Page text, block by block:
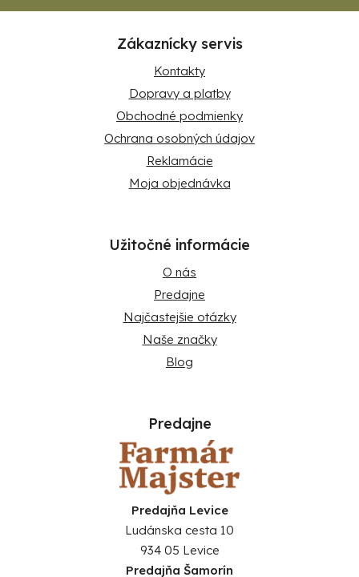
Zákaznícky servis
Kontakty
Dopravy a platby
Obchodné podmienky
Ochrana osobných údajov
Reklamácie
Moja objednávka
Užitočné informácie
O nás
Predajne
Najčastejšie otázky
Naše značky
Blog
Predajne
Predajňa Levice
Ludánska cesta 10
934 05 Levice
Predajňa Šamorín